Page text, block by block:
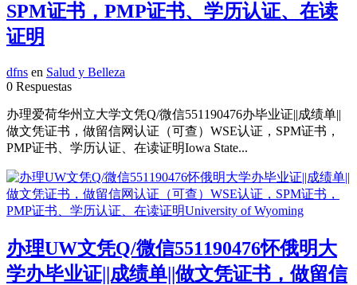
SPM证书，PMP证书、学历认证、在读
证明
dfns en Salud y Belleza
0 Respuestas
办理爱荷华州立大学文凭Q/微信551190476办毕业证||成绩单||
做文凭证书，做留信网认证（可查）WSE认证，SPM证书，
PMP证书、学历认证、在读证明Iowa State...
办理UW文凭Q/微信551190476怀俄明大
学办毕业证||成绩单||做文凭证书，做留信